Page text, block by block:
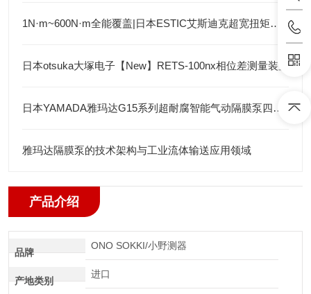
1N·m~600N·m全能覆盖|日本ESTIC艾斯迪克超宽扭矩弯头枪
日本otsuka大塚电子【New】RETS-100nx相位差测量装置
日本YAMADA雅玛达G15系列超耐腐智能气动隔膜泵四川代理店
雅玛达隔膜泵的技术架构与工业流体输送应用领域
产品介绍
品牌
ONO SOKKI/小野测器
产地类别
进口